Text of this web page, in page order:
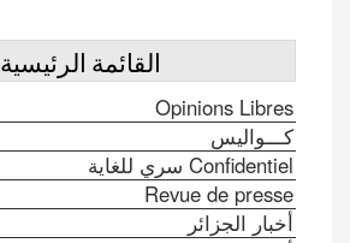
القائمة الرئيسية
Opinions Libres
كـــواليس
Confidentiel سري للغاية
Revue de presse
أخبار الجزائر